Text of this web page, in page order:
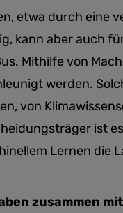
etwa durch eine
kann aber auch
Mithilfe von
werden.
von
ist
Lernen die
zusammen